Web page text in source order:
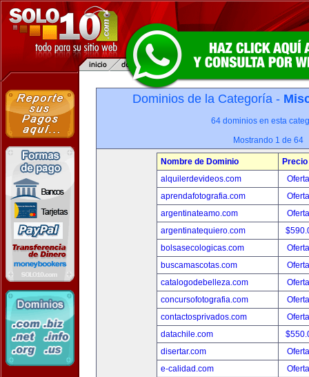
Dominios de la Categoría -
64 dominios en esta
Mostrando 1 de 64
Nombre de Dominio
Precio
alquilerdevideos.com
aprendafotografia.com
argentinateamo.com
argentinatequiero.com
bolsasecologicas.com
buscamascotas.com
catalogodebelleza.com
concursofotografia.com
contactosprivados.com
datachile.com
disertar.com
e-calidad.com